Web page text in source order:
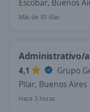
Escobar, Buenos
Más de 30 días
Administrativo/a
4,1
Grupo
Pilar, Buenos Aires
Hace 3 horas